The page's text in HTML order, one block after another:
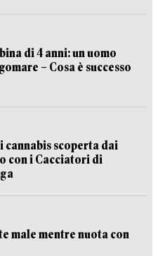
di 4 anni: un uomo
– Cosa è successo
cannabis scoperta dai
con i Cacciatori di
male mentre nuota con